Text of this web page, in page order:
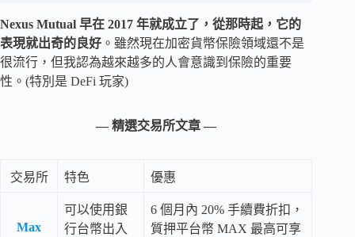
Nexus Mutual 早在 2017 年就成立了，從那時起，它的
表現就出奇的良好 。雖然現在加密貨幣保險領域還不是
很流行，但我認為越來越多的人會意識到保險的重要
性。(特別是 DeFi 玩家)
— 精選交易所文章 —
交易所 特色 優惠
Max
可以使用銀
行台幣出入
6 個月內 20% 手續費折扣，
質押平台幣 MAX 最高可享